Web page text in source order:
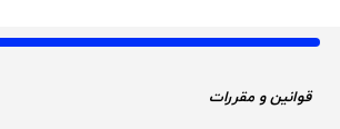
قوانین و مقررات